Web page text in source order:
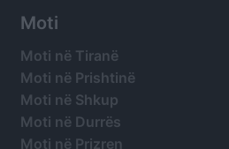
Moti
Moti në Tiranë
Moti në Prishtinë
Moti në Shkup
Moti në Durrës
Moti në Prizren